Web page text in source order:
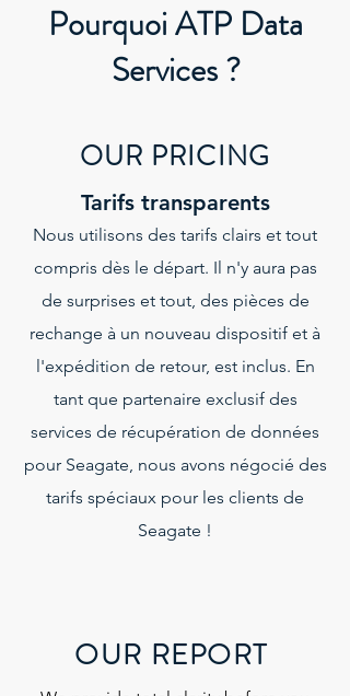
Pourquoi ATP Data
Services ?
OUR PRICING
Tarifs transparents
Nous utilisons des tarifs clairs et tout
compris dès le départ. Il n'y aura pas
de surprises et tout, des pièces de
rechange à un nouveau dispositif et à
l'expédition de retour, est inclus. En
tant que partenaire exclusif des
services de récupération de données
pour Seagate, nous avons négocié des
tarifs spéciaux pour les clients de
Seagate !
OUR REPORT